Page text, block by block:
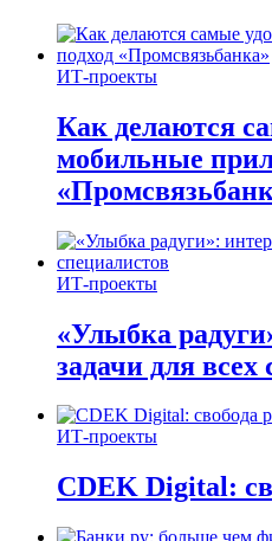
ИТ-проекты
Как делаются
мобильные
ИТ-проекты
«Улыбка
задачи для всех
ИТ-проекты
CDEK Digital: